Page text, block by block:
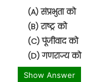
(A) संप्रभुता को
(B) राष्ट्र को
(C) पूंजीवाद को
(D) गणराज्य को
Show Answer